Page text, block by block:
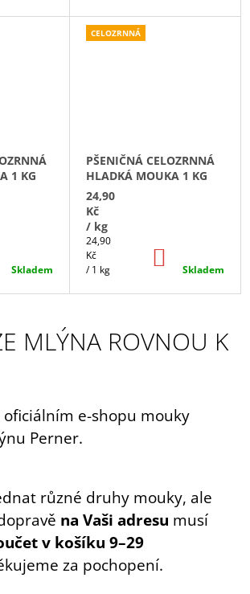
1 KG
KOŠÍKU
Skladem
CELOZRNNÁ
PŠENIČNÁ CELOZRNNÁ
HLADKÁ MOUKA 1 KG
24,90
Kč
/ kg
Měrná
cena:
24,90
Kč
/ 1 kg
KOŠÍKU
Skladem
MLÝNA ROVNOU K
oficiálním e-shopu mouky
Perner.
různé druhy mouky, ale
na Vaši adresu musí
v košíku 9–29
za pochopení.